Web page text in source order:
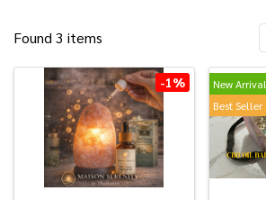
Found 3 items
-1%
New Arrival
Best Seller